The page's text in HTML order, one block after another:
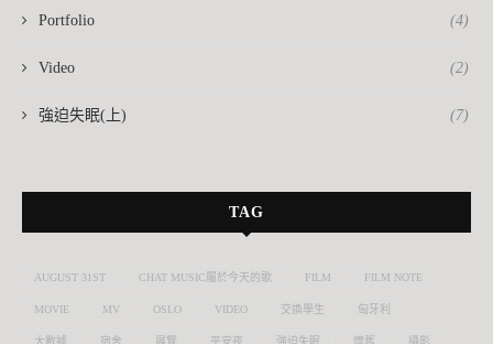
Portfolio (4)
Video (2)
強迫失眠(上) (7)
TAG
AUGUST 31ST CHAT MUSIC屬於今天的歌 FILM FILM NOTE
MOVIE MV OSLO VIDEO 交換學生 匈牙利
大數據 宿舍 展覽 平安夜 強迫失眠 懷舊 攝影